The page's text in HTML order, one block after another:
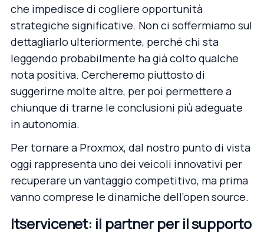
che impedisce di cogliere opportunità
strategiche significative. Non ci soffermiamo sul
dettagliarlo ulteriormente, perché chi sta
leggendo probabilmente ha già colto qualche
nota positiva. Cercheremo piuttosto di
suggerirne molte altre, per poi permettere a
chiunque di trarne le conclusioni più adeguate
in autonomia.
Per tornare a Proxmox, dal nostro punto di vista
oggi rappresenta uno dei veicoli innovativi per
recuperare un vantaggio competitivo, ma prima
vanno comprese le dinamiche dell’open source.
Itservicenet: il partner per il supporto